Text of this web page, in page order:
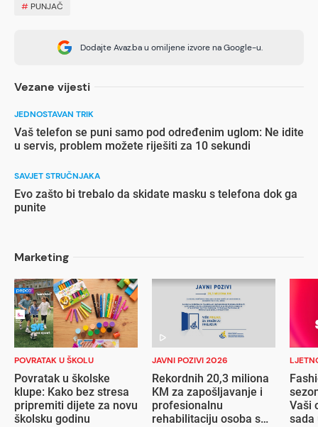
# PUNJAČ
Dodajte Avaz.ba u omiljene izvore na Google-u.
Vezane vijesti
JEDNOSTAVAN TRIK
Vaš telefon se puni samo pod određenim uglom: Ne idite
u servis, problem možete riješiti za 10 sekundi
SAVJET STRUČNJAKA
Evo zašto bi trebalo da skidate masku s telefona dok ga
punite
Marketing
POVRATAK U ŠKOLU
Povratak u školske
klupe: Kako bez stresa
pripremiti dijete za novu
školsku godinu
JAVNI POZIVI 2026
Rekordnih 20,3 miliona
KM za zapošljavanje i
profesionalnu
rehabilitaciju osoba s
Vaši
sada